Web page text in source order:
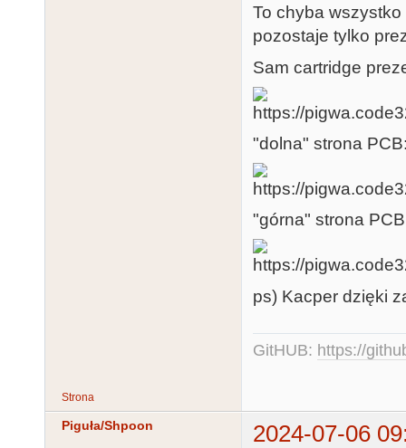
To chyba
pozostaje tylko
Sam cartridge
"dolna" strona
"górna" strona
ps) Kacper dzięki
GitHUB: https://
Strona
Piguła/Shpoon
2024-07-06